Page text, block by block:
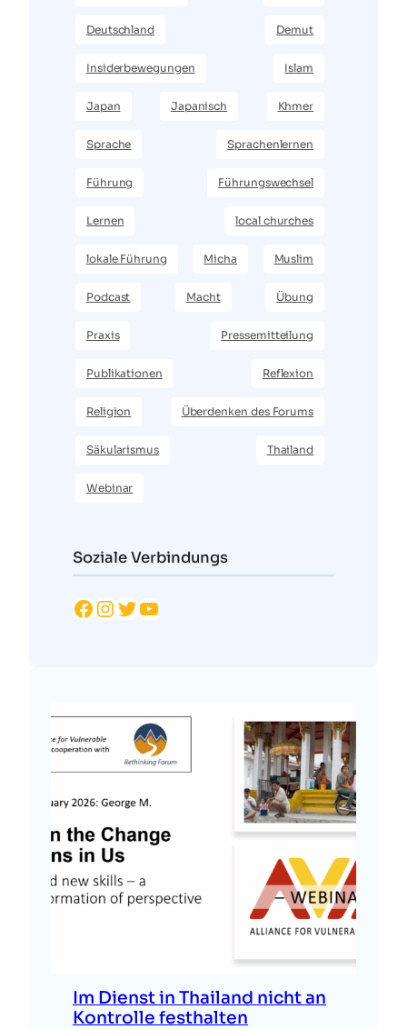
Deutschland Demut
Insiderbewegungen Islam
Japan Japanisch Khmer
Sprache Sprachenlernen
Führung Führungswechsel
Lernen local churches
lokale Führung Micha Muslim
Podcast Macht Übung
Praxis Pressemitteilung
Publikationen Reflexion
Religion Überdenken des Forums
Säkularismus Thailand
Webinar
Soziale Verbindungs
Facebook Instagram Twitter YouTube
Im Dienst in Thailand nicht an
Kontrolle festhalten